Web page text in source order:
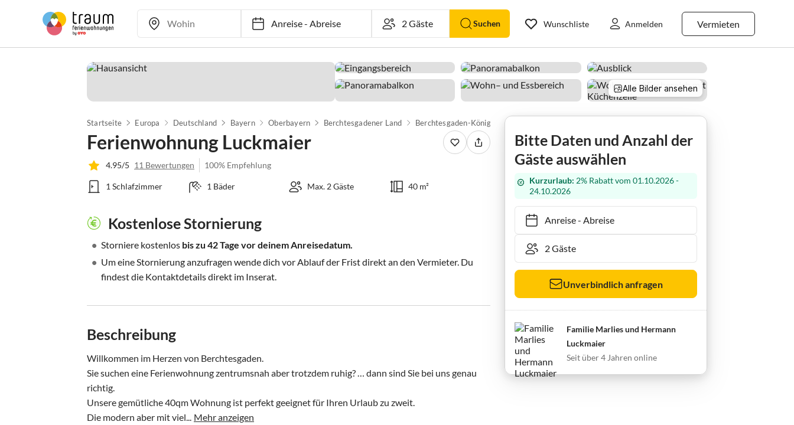
Anreise-Abreise Suchen Vermieten
Wunschliste Anmelden
Alle Bilder ansehen
Startseite Europa Deutschland Bayern Oberbayern Berchtesgadener Land Berchtesgaden-Königssee
Ferienwohnung Luckmaier
4.95/5 11 Bewertungen 100% Empfehlung
1 Schlafzimmer 1 Bäder Max. 2 Gäste 40 m²
Kostenlose Stornierung
• Storniere kostenlos bis zu 42 Tage vor deinem Anreisedatum.
• Um eine Stornierung anzufragen wende dich vor Ablauf der Frist direkt an den Vermieter. Du
findest die Kontaktdetails direkt im Inserat.
Beschreibung
Willkommen im Herzen von Berchtesgaden.
Sie suchen eine Ferienwohnung zentrumsnah aber trotzdem ruhig? … dann sind Sie bei uns genau
richtig.
Unsere gemütliche 40qm Wohnung ist perfekt geeignet für Ihren Urlaub zu zweit.
Die modern aber mit viel... Mehr anzeigen
Bitte Daten und Anzahl der
Gäste auswählen
Kurzurlaub: 2% Rabatt vom 01.10.2026 -
24.10.2026
Anreise- Abreise
Unverbindlich anfragen
Familie Marlies und Hermann
Luckmaier
Seit über 4 Jahren online